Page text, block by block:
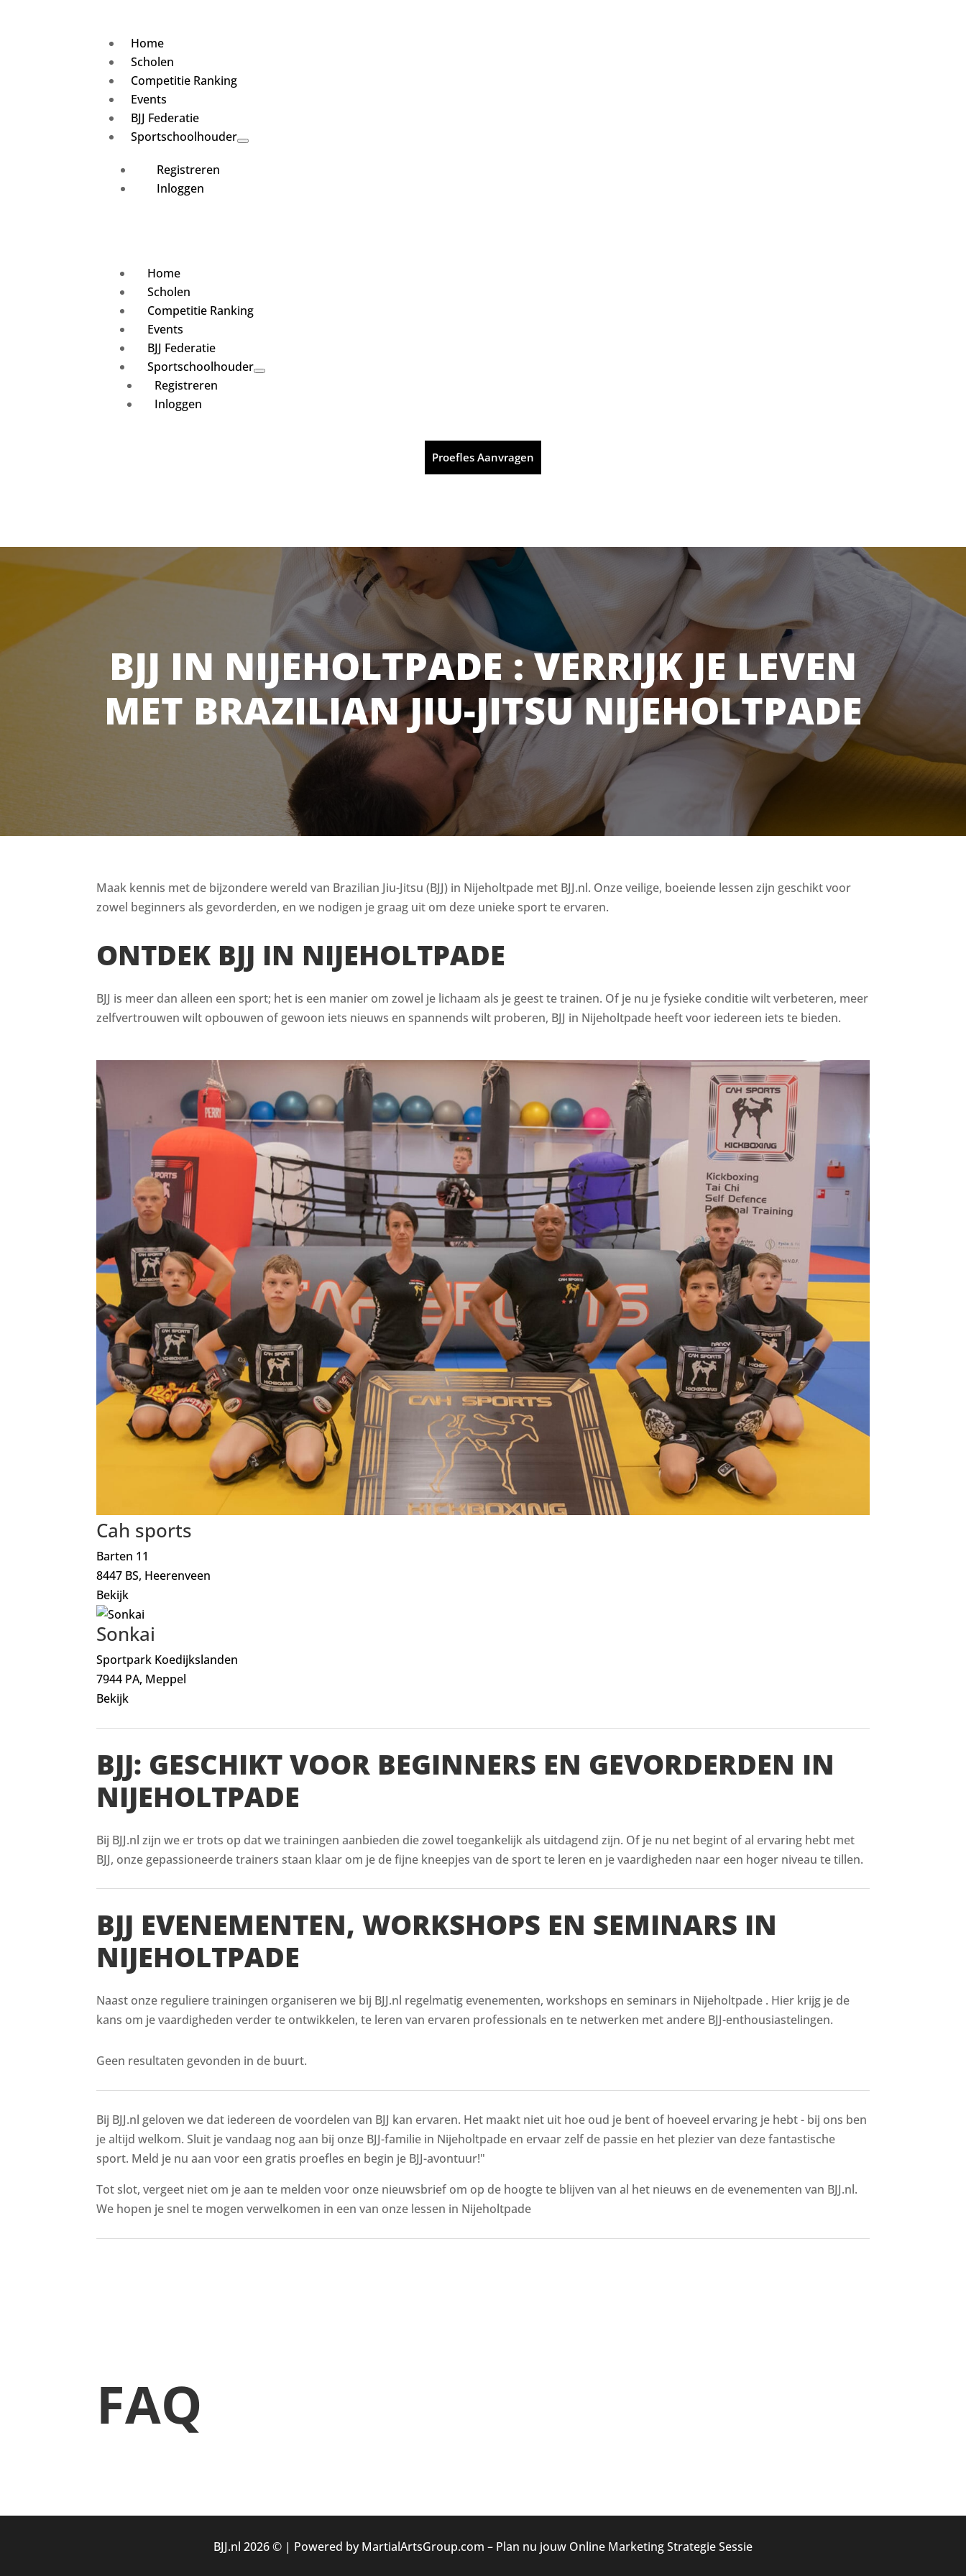
Home
Scholen
Competitie Ranking
Events
BJJ Federatie
Sportschoolhouder
Registreren
Inloggen
Home
Scholen
Competitie Ranking
Events
BJJ Federatie
Sportschoolhouder
Registreren
Inloggen
Proefles Aanvragen
BJJ IN NIJEHOLTPADE : VERRIJK JE LEVEN
MET BRAZILIAN JIU-JITSU NIJEHOLTPADE
Maak kennis met de bijzondere wereld van Brazilian Jiu-Jitsu (BJJ) in Nijeholtpade met BJJ.nl. Onze veilige, boeiende lessen zijn geschikt voor
zowel beginners als gevorderden, en we nodigen je graag uit om deze unieke sport te ervaren.
ONTDEK BJJ IN NIJEHOLTPADE
BJJ is meer dan alleen een sport; het is een manier om zowel je lichaam als je geest te trainen. Of je nu je fysieke conditie wilt verbeteren, meer
zelfvertrouwen wilt opbouwen of gewoon iets nieuws en spannends wilt proberen, BJJ in Nijeholtpade heeft voor iedereen iets te bieden.
Cah sports
Barten 11
8447 BS, Heerenveen
Bekijk
Sonkai
Sportpark Koedijkslanden
7944 PA, Meppel
Bekijk
BJJ: GESCHIKT VOOR BEGINNERS EN GEVORDERDEN IN
NIJEHOLTPADE
Bij BJJ.nl zijn we er trots op dat we trainingen aanbieden die zowel toegankelijk als uitdagend zijn. Of je nu net begint of al ervaring hebt met
BJJ, onze gepassioneerde trainers staan klaar om je de fijne kneepjes van de sport te leren en je vaardigheden naar een hoger niveau te tillen.
BJJ EVENEMENTEN, WORKSHOPS EN SEMINARS IN
NIJEHOLTPADE
Naast onze reguliere trainingen organiseren we bij BJJ.nl regelmatig evenementen, workshops en seminars in Nijeholtpade . Hier krijg je de
kans om je vaardigheden verder te ontwikkelen, te leren van ervaren professionals en te netwerken met andere BJJ-enthousiastelingen.
Geen resultaten gevonden in de buurt.
Bij BJJ.nl geloven we dat iedereen de voordelen van BJJ kan ervaren. Het maakt niet uit hoe oud je bent of hoeveel ervaring je hebt - bij ons ben
je altijd welkom. Sluit je vandaag nog aan bij onze BJJ-familie in Nijeholtpade en ervaar zelf de passie en het plezier van deze fantastische
sport. Meld je nu aan voor een gratis proefles en begin je BJJ-avontuur!"
Tot slot, vergeet niet om je aan te melden voor onze nieuwsbrief om op de hoogte te blijven van al het nieuws en de evenementen van BJJ.nl.
We hopen je snel te mogen verwelkomen in een van onze lessen in Nijeholtpade
FAQ
BJJ.nl 2026 © | Powered by MartialArtsGroup.com – Plan nu jouw Online Marketing Strategie Sessie